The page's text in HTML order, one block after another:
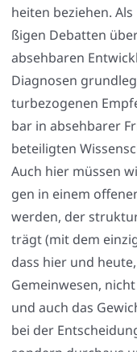
hei­ten bezie­hen.
ßi­gen Debat­ten
abseh­ba­ren
Dia­gno­sen
tur­be­zo­ge­nen
bar in abseh­ba­rer
betei­lig­ten
Auch hier müs­sen
gen in einem
wer­den, der
trägt (mit dem
dass hier und
Gemein­we­sen,
und auch das
bei der